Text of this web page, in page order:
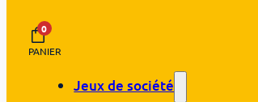
0
PANIER
Jeux de société